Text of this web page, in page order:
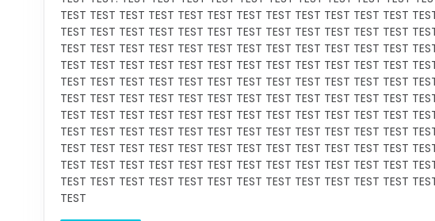
TEST TEST TEST TEST TEST TEST TEST TEST TEST TEST TEST TEST
TEST TEST TEST TEST TEST TEST TEST TEST TEST TEST TEST TEST
TEST TEST TEST TEST TEST TEST TEST TEST TEST TEST TEST TEST
TEST TEST TEST TEST TEST TEST TEST TEST TEST TEST TEST TEST
TEST TEST TEST TEST TEST TEST TEST TEST TEST TEST TEST TEST
TEST TEST TEST TEST TEST TEST TEST TEST TEST TEST TEST TEST
TEST TEST TEST TEST TEST TEST TEST TEST TEST TEST TEST TEST
TEST TEST TEST TEST TEST TEST TEST TEST TEST TEST TEST TEST
TEST TEST TEST TEST TEST TEST TEST TEST TEST TEST TEST TEST
TEST TEST TEST TEST TEST TEST TEST TEST TEST TEST TEST TEST
TEST TEST TEST TEST TEST TEST TEST TEST TEST TEST TEST TEST
TEST